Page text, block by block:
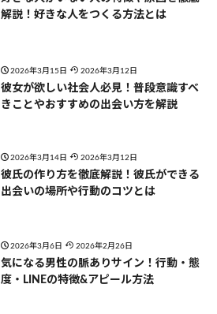
解説！好きな人をつくる方法とは
2026年3月15日 2026年3月12日
彼女が欲しい社会人必見！普段意識すべ
きことやおすすめの出会い方を解説
2026年3月14日 2026年3月12日
彼氏の作り方を徹底解説！彼氏ができる
出会いの場所や行動のコツとは
2026年3月6日 2026年2月26日
気になる男性の脈ありサイン！行動・態
度・LINEの特徴&アピール方法